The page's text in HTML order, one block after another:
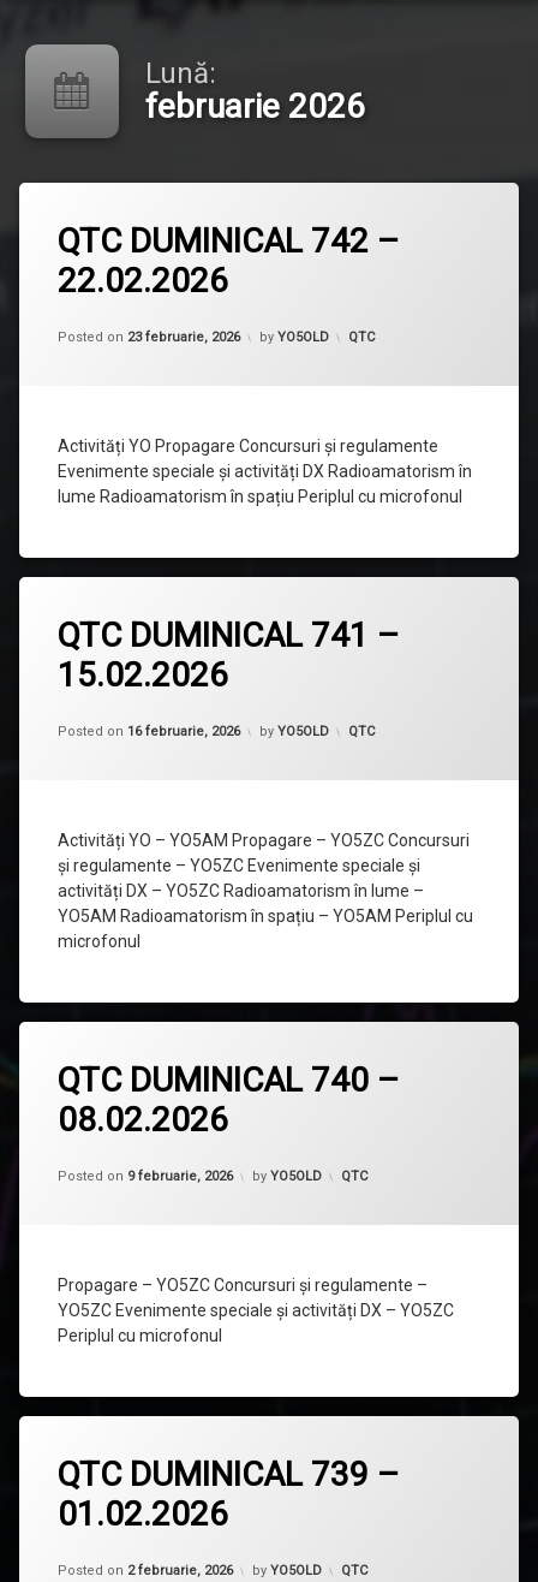
Lună:
februarie 2026
QTC DUMINICAL 742 –
22.02.2026
Posted on 23 februarie, 2026 by YO5OLD Categorii:
QTC
Activități YO Propagare Concursuri și regulamente
Evenimente speciale și activități DX Radioamatorism în
lume Radioamatorism în spațiu Periplul cu microfonul
un
comentariu
la
QTC
742
QTC DUMINICAL 741 –
15.02.2026
Posted on 16 februarie, 2026
Updated on 20 februarie, 2026
by YO5OLD Categorii:
QTC
Activități YO – YO5AM Propagare – YO5ZC Concursuri
și regulamente – YO5ZC Evenimente speciale și
activități DX – YO5ZC Radioamatorism în lume –
YO5AM Radioamatorism în spațiu – YO5AM Periplul cu
microfonul
un
comentariu
la
QTC
741
QTC DUMINICAL 740 –
08.02.2026
Posted on 9 februarie, 2026 by YO5OLD Categorii:
QTC
Propagare – YO5ZC Concursuri și regulamente –
YO5ZC Evenimente speciale și activități DX – YO5ZC
Periplul cu microfonul
un
comentariu
la
QTC
740
QTC DUMINICAL 739 –
01.02.2026
Posted on 2 februarie, 2026
Updated on 4 februarie, 2026
by YO5OLD Categorii:
QTC
un
comentariu
la
QTC
739